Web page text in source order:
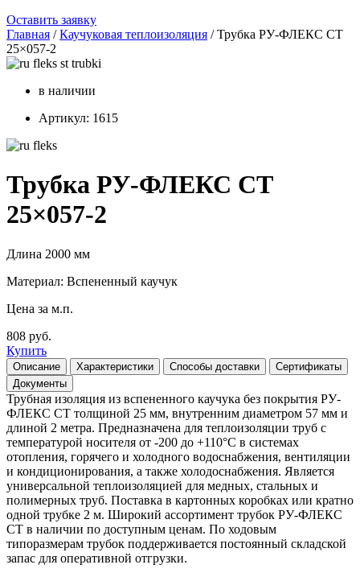
Оставить заявку
Главная /Каучуковая теплоизоляция / Трубка РУ-ФЛЕКС СТ
25×057-2
в наличии
Артикул: 1615
Трубка РУ-ФЛЕКС СТ
25×057-2
Длина 2000 мм
Материал: Вспененный каучук
Цена за м.п.
808 руб.
Купить
Описание Характеристики Способы доставки
Сертификаты
Документы
Трубная изоляция из вспененного каучука без покрытия РУ-
ФЛЕКС СТ толщиной 25 мм, внутренним диаметром 57 мм и
длиной 2 метра. Предназначена для теплоизоляции труб с
температурой носителя от -200 до +110°С в системах
отопления, горячего и холодного водоснабжения, вентиляции
и кондиционирования, а также холодоснабжения. Является
универсальной теплоизоляцией для медных, стальных и
полимерных труб. Поставка в картонных коробках или кратно
одной трубке 2 м. Широкий ассортимент трубок РУ-ФЛЕКС
СТ в наличии по доступным ценам. По ходовым
типоразмерам трубок поддерживается постоянный складской
запас для оперативной отгрузки.